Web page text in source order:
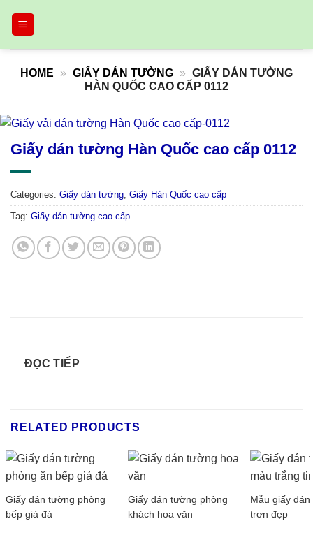
HOME » GIẤY DÁN TƯỜNG » GIẤY DÁN TƯỜNG
HÀN QUỐC CAO CẤP 0112
Giấy dán tường Hàn Quốc cao cấp 0112
Categories: Giấy dán tường, Giấy Hàn Quốc cao cấp
Tag: Giấy dán tường cao cấp
ĐỌC TIẾP
RELATED PRODUCTS
Giấy dán tường phòng
bếp giả đá
Giấy dán tường phòng
khách hoa văn
Mẫu giấy
trơn đẹp